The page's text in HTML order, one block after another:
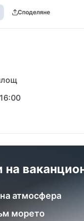
на гледката към
тераса или
вълнуващия
да опитвате
Вашият луксозен
Споделяне
на
атмосфера
морето